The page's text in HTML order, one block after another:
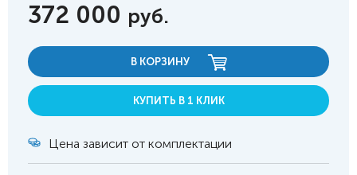
372 000 руб.
В КОРЗИНУ
КУПИТЬ В 1 КЛИК
Цена зависит от комплектации